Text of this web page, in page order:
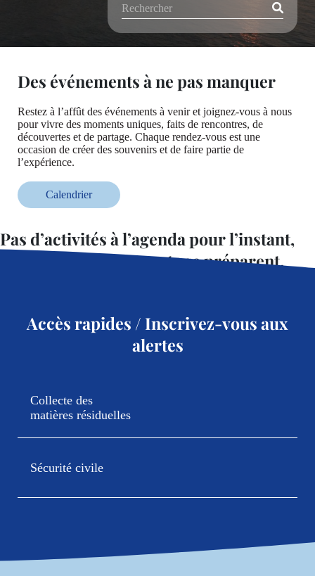
Des événements à ne pas manquer
Restez à l’affût des événements à venir et joignez-vous à nous
pour vivre des moments uniques, faits de rencontres, de
découvertes et de partage. Chaque rendez-vous est une
occasion de créer des souvenirs et de faire partie de
l’expérience.
Calendrier
Pas d’activités à l’agenda pour l’instant,
mais de beaux moments se préparent.
Accès rapides / Inscrivez-vous aux
alertes
Collecte des
matières résiduelles
Sécurité civile